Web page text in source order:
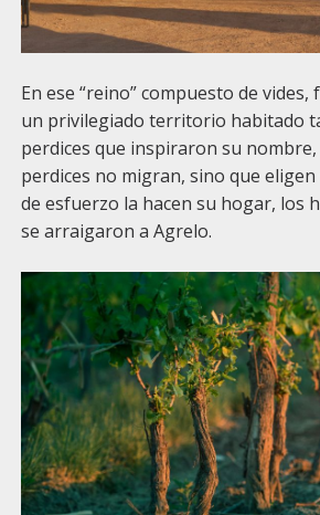
En ese “reino” compuesto de
un privilegiado territorio habitado
perdices que inspiraron su nombre,
perdices no migran, sino que eligen
de esfuerzo la hacen su hogar, los
se arraigaron a Agrelo.